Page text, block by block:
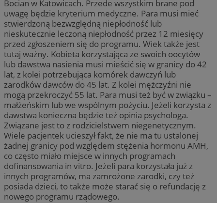
Bocian w Katowicach. Przede wszystkim brane pod
uwagę będzie kryterium medyczne. Para musi mieć
stwierdzoną bezwzględną niepłodność lub
nieskutecznie leczoną niepłodność przez 12 miesięcy
przed zgłoszeniem się do programu. Wiek także jest
tutaj ważny. Kobieta korzystająca ze swoich oocytów
lub dawstwa nasienia musi mieścić się w granicy do 42
lat, z kolei potrzebująca komórek dawczyń lub
zarodków dawców do 45 lat. Z kolei mężczyźni nie
mogą przekroczyć 55 lat. Para musi też być w związku –
małżeńskim lub we wspólnym pożyciu. Jeżeli korzysta z
dawstwa konieczna będzie też opinia psychologa.
Związane jest to z rodzicielstwem niegenetycznym.
Wiele pacjentek ucieszył fakt, że nie ma tu ustalonej
żadnej granicy pod względem stężenia hormonu AMH,
co często miało miejsce w innych programach
dofinansowania in vitro. Jeżeli para korzystała już z
innych programów, ma zamrożone zarodki, czy też
posiada dzieci, to także może starać się o refundację z
nowego programu rządowego.